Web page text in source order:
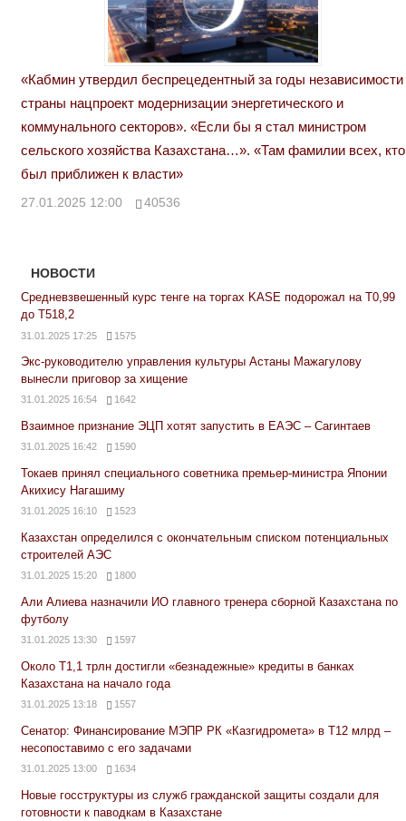
«Кабмин утвердил беспрецедентный за годы независимости
страны нацпроект модернизации энергетического и
коммунального секторов». «Если бы я стал министром
сельского хозяйства Казахстана…». «Там фамилии всех, кто
был приближен к власти»
27.01.2025 12:00 40536
НОВОСТИ
Средневзвешенный курс тенге на торгах KASE подорожал на Т0,99
до Т518,2
31.01.2025 17:25 1575
Экс-руководителю управления культуры Астаны Мажагулову
вынесли приговор за хищение
31.01.2025 16:54 1642
Взаимное признание ЭЦП хотят запустить в ЕАЭС – Сагинтаев
31.01.2025 16:42 1590
Токаев принял специального советника премьер-министра Японии
Акихису Нагашиму
31.01.2025 16:10 1523
Казахстан определился с окончательным списком потенциальных
строителей АЭС
31.01.2025 15:20 1800
Али Алиева назначили ИО главного тренера сборной Казахстана по
футболу
31.01.2025 13:30 1597
Около Т1,1 трлн достигли «безнадежные» кредиты в банках
Казахстана на начало года
31.01.2025 13:18 1557
Сенатор: Финансирование МЭПР РК «Казгидромета» в Т12 млрд –
несопоставимо с его задачами
31.01.2025 13:00 1634
Новые госструктуры из служб гражданской защиты создали для
готовности к паводкам в Казахстане